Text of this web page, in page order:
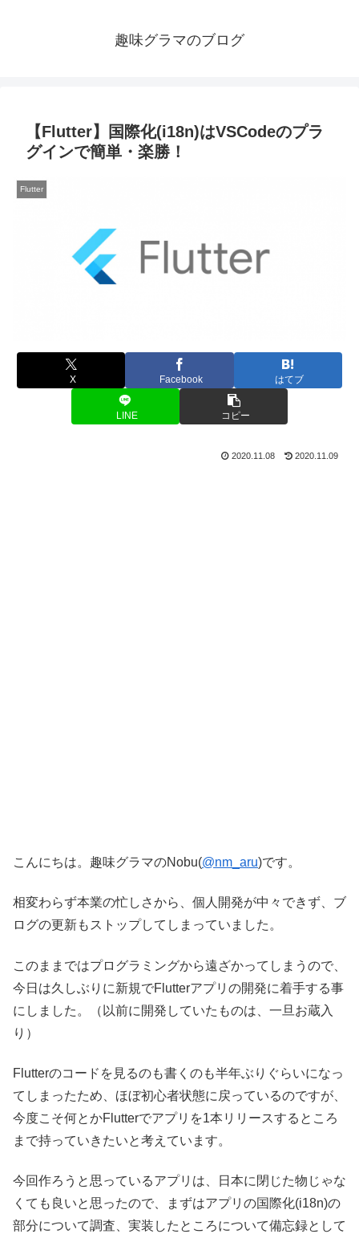
趣味グラマのブログ
【Flutter】国際化(i18n)はVSCodeのプラ
グインで簡単・楽勝！
Flutter
X Facebook はてブ
LINE コピー
2020.11.08 2020.11.09
こんにちは。趣味グラマのNobu(@nm_aru)です。
相変わらず本業の忙しさから、個人開発が中々できず、ブ
ログの更新もストップしてしまっていました。
このままではプログラミングから遠ざかってしまうので、
今日は久しぶりに新規でFlutterアプリの開発に着手する事
にしました。（以前に開発していたものは、一旦お蔵入
り）
Flutterのコードを見るのも書くのも半年ぶりぐらいになっ
てしまったため、ほぼ初心者状態に戻っているのですが、
今度こそ何とかFlutterでアプリを1本リリースするところ
まで持っていきたいと考えています。
今回作ろうと思っているアプリは、日本に閉じた物じゃな
くても良いと思ったので、まずはアプリの国際化(i18n)の
部分について調査、実装したところについて備忘録として